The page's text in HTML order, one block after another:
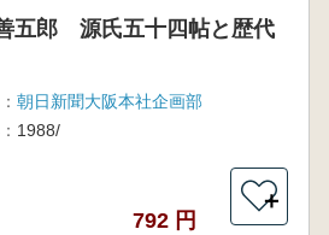
五郎 源氏五十四帖と歴代
朝日新聞大阪本社企画部
1988/
792 円
＋